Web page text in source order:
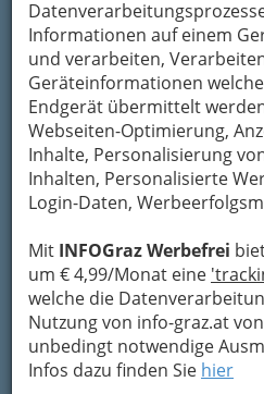
Informationen auf einem
und verarbeiten,
Geräteinformationen
Endgerät übermittelt
Webseiten-Optimierung,
Inhalte, Personalisierung
Inhalten, Personalisierte
Login-Daten,
Mit INFOGraz Werbefrei
um € 4,99/Monat eine
welche die
Nutzung von info-graz.at
unbedingt notwendige
Infos dazu finden Sie hier
Kontaktaufnahme
Um die Info-Graz Firmen
bewahren, verwenden wir
Übermittlung Ihrer
Formular. Ihre
Absenden umgehend
Unternehmen
Mein Name
Meine Email Adresse